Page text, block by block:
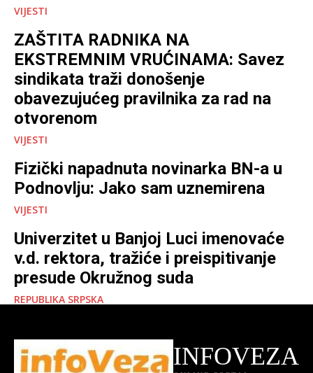
VIJESTI
ZAŠTITA RADNIKA NA
EKSTREMNIM VRUĆINAMA: Savez
sindikata traži donošenje
obavezujućeg pravilnika za rad na
otvorenom
VIJESTI
Fizički napadnuta novinarka BN-a u
Podnovlju: Jako sam uznemirena
VIJESTI
Univerzitet u Banjoj Luci imenovaće
v.d. rektora, tražiće i preispitivanje
presude Okružnog suda
REPUBLIKA SRPSKA
INFOVEZA